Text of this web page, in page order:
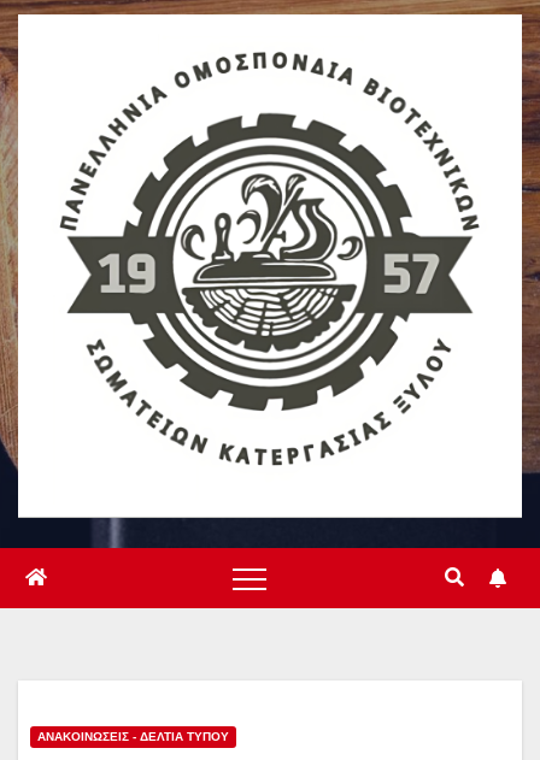
ΑΝΑΚΟΙΝΏΣΕΙΣ - ΔΕΛΤΊΑ ΤΎΠΟΥ